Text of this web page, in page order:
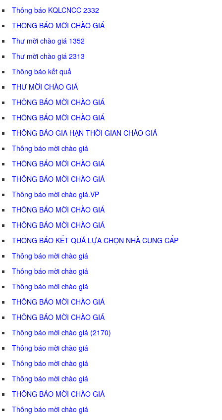
Thông báo KQLCNCC 2332
THÔNG BÁO MỜI CHÀO GIÁ
Thư mời chào giá 1352
Thư mời chào giá 2313
Thông báo kết quả
THƯ MỜI CHÀO GIÁ
THÔNG BÁO MỜI CHÀO GIÁ
THÔNG BÁO MỜI CHÀO GIÁ
THÔNG BÁO GIA HẠN THỜI GIAN CHÀO GIÁ
Thông báo mời chào giá
THÔNG BÁO MỜI CHÀO GIÁ
THÔNG BÁO MỜI CHÀO GIÁ
Thông báo mời chào giá.VP
THÔNG BÁO MỜI CHÀO GIÁ
THÔNG BÁO MỜI CHÀO GIÁ
THÔNG BÁO KẾT QUẢ LỰA CHỌN NHÀ CUNG CẤP
Thông báo mời chào giá
Thông báo mời chào giá
Thông báo mời chào giá
THÔNG BÁO MỜI CHÀO GIÁ
THÔNG BÁO MỜI CHÀO GIÁ
Thông báo mời chào giá (2170)
Thông báo mời chào giá
Thông báo mời chào giá
Thông báo mời chào giá
THÔNG BÁO MỜI CHÀO GIÁ
Thông báo mời chào giá